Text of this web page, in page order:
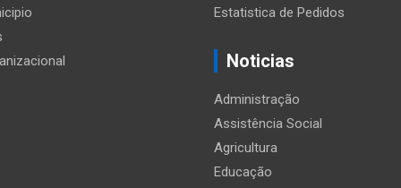
Estatistica de Pedidos
Noticias
Administração
Assistência Social
Agricultura
Educação